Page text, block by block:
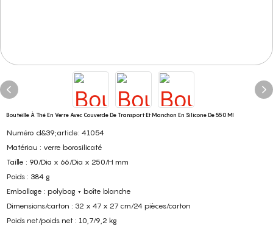
Bouteille À Thé En Verre Avec Couvercle De Transport Et Manchon En Silicone De 550 Ml
Numéro d&39;article: 41054
Matériau : verre borosilicaté
Taille : 90/Dia x 66/Dia x 250/H mm
Poids : 384 g
Emballage : polybag + boîte blanche
Dimensions/carton : 32 x 47 x 27 cm/24 pièces/carton
Poids net/poids net : 10,7/9,2 kg